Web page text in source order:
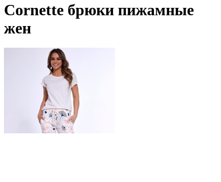
Cornette брюки пижамные
жен